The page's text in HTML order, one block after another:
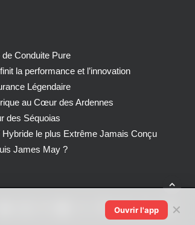
Conduite Pure
la performance et l’innovation
Légendaire
au Cœur des Ardennes
des Séquoias
le plus Extrême Jamais Conçu
James May ?
Ouvrir l'app ✕